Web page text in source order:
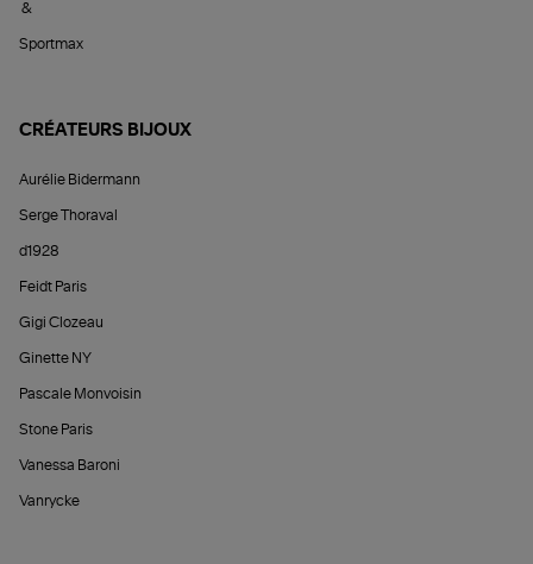
&
Sportmax
CRÉATEURS BIJOUX
Aurélie Bidermann
Serge Thoraval
d1928
Feidt Paris
Gigi Clozeau
Ginette NY
Pascale Monvoisin
Stone Paris
Vanessa Baroni
Vanrycke